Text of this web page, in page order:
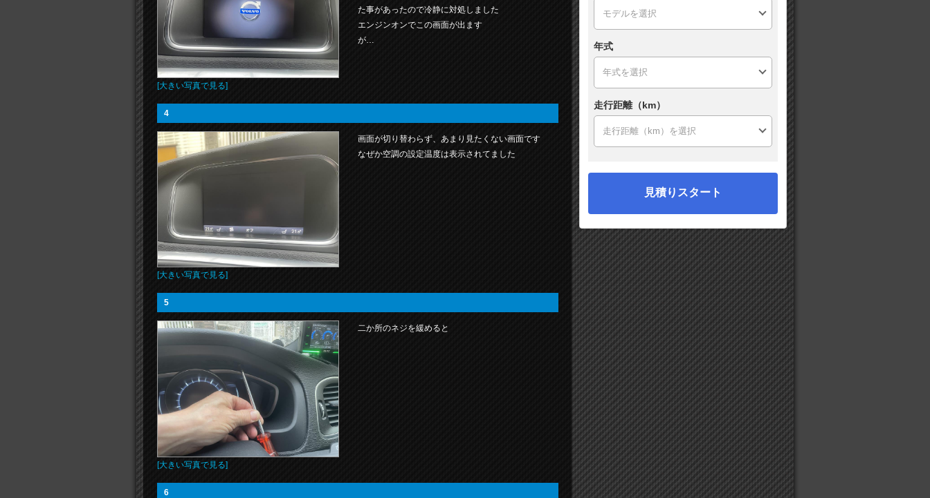
[大きい写真で見る]
た事があったので冷静に対処しました
エンジンオンでこの画面が出ます
が…
4
[大きい写真で見る]
画面が切り替わらず、あまり見たくない画面です
なぜか空調の設定温度は表示されてました
5
[大きい写真で見る]
二か所のネジを緩めると
6
年式
走行距離（km）
見積りスタート